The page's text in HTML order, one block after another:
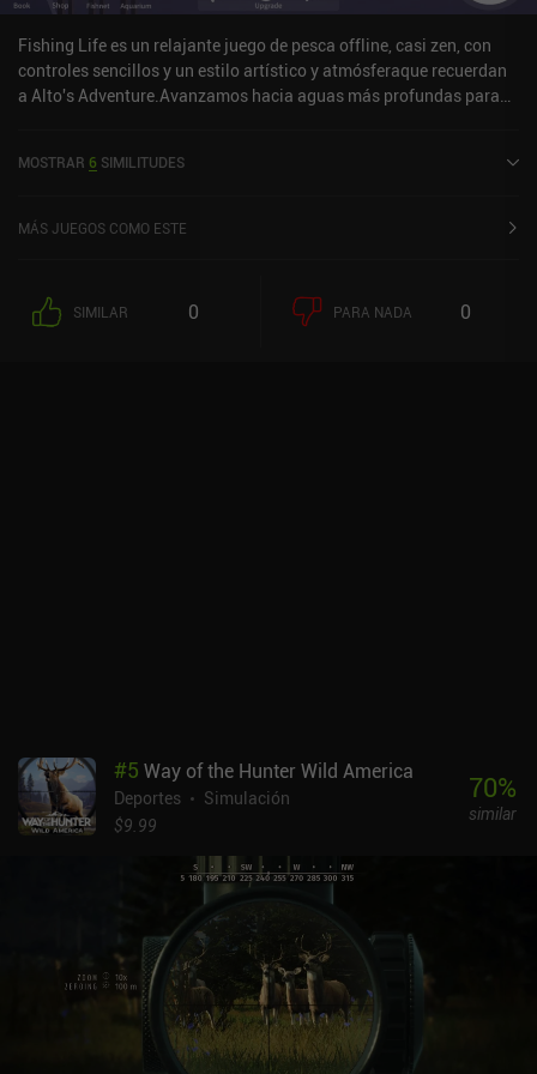
Fishing Life es un relajante juego de pesca offline, casi zen, con
controles sencillos y un estilo artístico y atmósferaque recuerdan
a Alto's Adventure.Avanzamos hacia aguas más profundas para
juego muestra bastantes anuncios, tanto incentivados como no
anuncios, e iAPs adicionales para comprar oro para progresar más
MOSTRAR 6 SIMILITUDES
MÁS JUEGOS COMO ESTE
SIMILAR 0 PARA NADA 0
#5 Way of the Hunter Wild America
Deportes
Simulación
$9.99
70%
similar